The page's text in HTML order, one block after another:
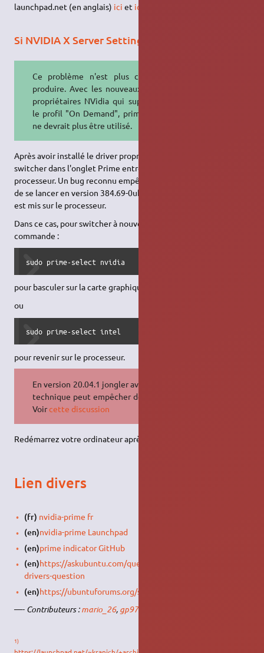
launchpad.net (en anglais) ici et ici
Si NVIDIA X Server Settings ne lance plus
Ce problème n'est plus censé se
produire. Avec les nouveaux drivers
propriétaires NVidia qui supportent
le profil "On Demand", prime-select
ne devrait plus être utilisé.
Après avoir installé le driver propriétaire, il est possible de
switcher dans l'onglet Prime entre la carte graphique et le
processeur. Un bug reconnu empêche NVIDIA X Server Settings
de se lancer en version 384.69-0ubuntu1 lorsque le choix Prime
est mis sur le processeur.
Dans ce cas, pour switcher à nouveau, il faut utiliser cette
commande :
sudo prime-select nvidia
pour basculer sur la carte graphique
ou
sudo prime-select intel
pour revenir sur le processeur.
En version 20.04.1 jongler avec cette
technique peut empêcher de booter
Voircette discussion
Redémarrez votre ordinateur après chaque changement.
Lien divers
(fr) nvidia-prime fr
(en)nvidia-prime Launchpad
(en)prime indicator GitHub
(en)https://askubuntu.com/questions/485582/nvidia-
drivers-question
(en)https://ubuntuforums.org/showthread.php?t=2221392
—- Contributeurs :mario_26, gp974
1)